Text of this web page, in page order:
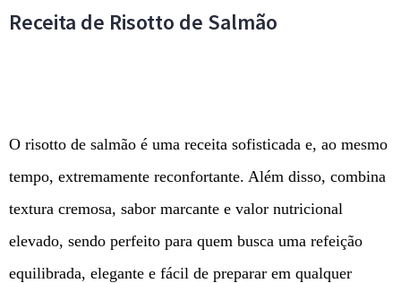
Receita de Risotto de Salmão
O risotto de salmão é uma receita sofisticada e, ao mesmo
tempo, extremamente reconfortante. Além disso, combina
textura cremosa, sabor marcante e valor nutricional
elevado, sendo perfeito para quem busca uma refeição
equilibrada, elegante e fácil de preparar em qualquer